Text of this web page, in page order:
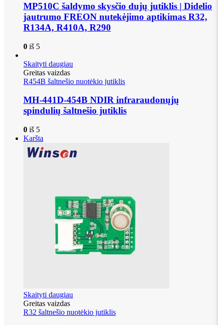
MP510C šaldymo skysčio dujų jutiklis | Didelio
jautrumo FREON nutekėjimo aptikimas R32,
R134A, R410A, R290
0 iš 5
Skaityti daugiau
Greitas vaizdas
R454B šaltnešio nuotėkio jutiklis
MH-441D-454B NDIR infraraudonųjų
spindulių šaltnešio jutiklis
0 iš 5
Karšta
Skaityti daugiau
Greitas vaizdas
R32 šaltnešio nuotėkio jutiklis